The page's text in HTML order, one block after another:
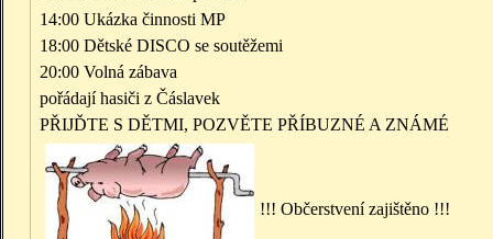
14:00 Ukázka činnosti MP
18:00 Dětské DISCO se soutěžemi
20:00 Volná zábava
pořádají hasiči z Čáslavek
PŘIJĎTE S DĚTMI, POZVĚTE PŘÍBUZNÉ A ZNÁMÉ
!!! Občerstvení zajištěno !!!